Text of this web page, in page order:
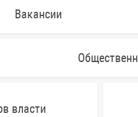
Вакансии
власти